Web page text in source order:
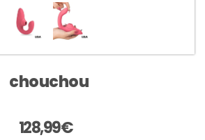
chouchou
128,99€